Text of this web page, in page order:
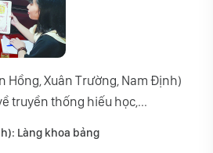
Hồng, Xuân Trường, Nam Định)
truyền thống hiếu học,...
Làng khoa bảng